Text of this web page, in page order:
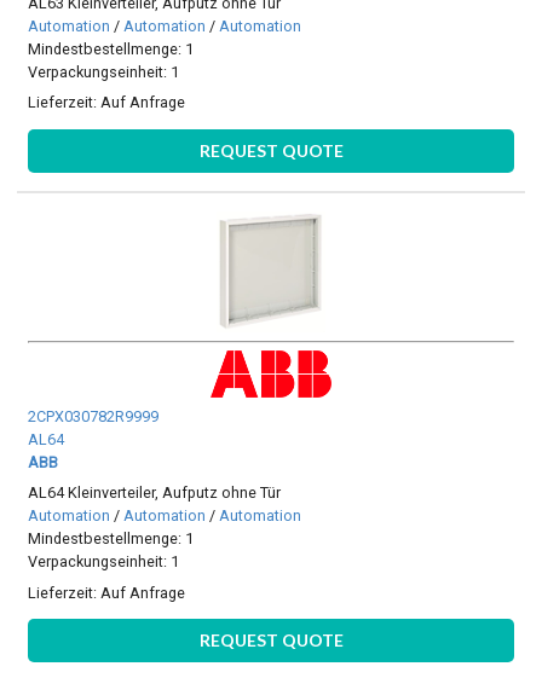
Automation / Automation / Automation
Mindestbestellmenge: 1
Verpackungseinheit: 1
Lieferzeit:Auf Anfrage
REQUEST QUOTE
2CPX030782R9999
AL64
ABB
AL64 Kleinverteiler, Aufputz ohne Tür
Automation /Automation /Automation
Mindestbestellmenge: 1
Verpackungseinheit: 1
Lieferzeit: Auf Anfrage
REQUEST QUOTE